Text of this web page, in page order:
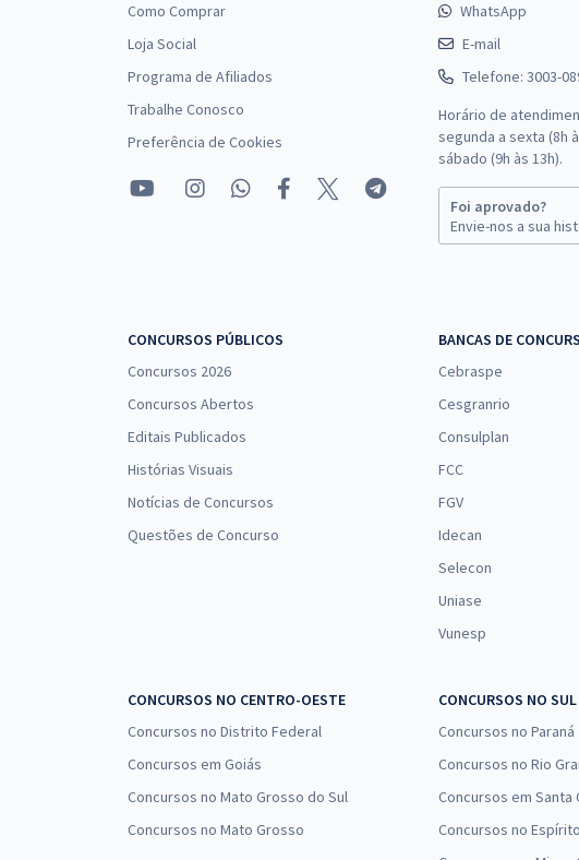
Como Comprar
Loja Social
Programa de Afiliados
Trabalhe Conosco
Preferência de Cookies
WhatsApp
E-mail
Telefone: 3003-
Horário de
segunda a sexta (8h
sábado (9h às 13h).
Foi aprovado?
Envie-nos a sua
CONCURSOS PÚBLICOS
Concursos 2026
Concursos Abertos
Editais Publicados
Histórias Visuais
Notícias de Concursos
Questões de Concurso
BANCAS DE
Cebraspe
Cesgranrio
Consulplan
FCC
FGV
Idecan
Selecon
Uniase
Vunesp
CONCURSOS NO CENTRO-OESTE
Concursos no Distrito Federal
Concursos em Goiás
Concursos no Mato Grosso do Sul
Concursos no Mato Grosso
CONCURSOS NO
Concursos no Paraná
Concursos no Rio
Concursos em Santa
Concursos no